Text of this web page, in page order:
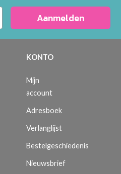
Aanmelden
KONTO
Mijn
account
Adresboek
Verlanglijst
Bestelgeschiedenis
Nieuwsbrief